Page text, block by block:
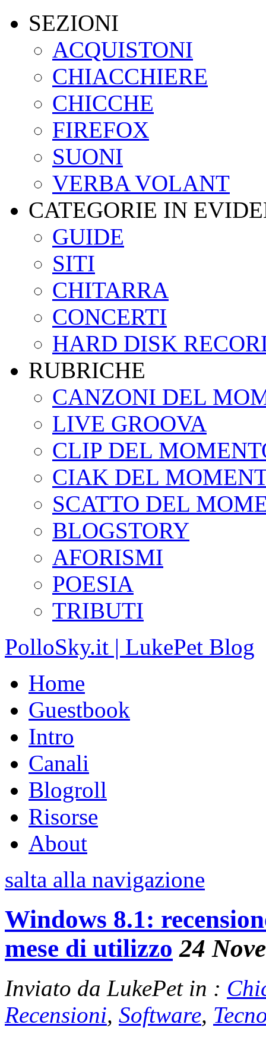
SEZIONI
ACQUISTONI
CHIACCHIERE
CHICCHE
FIREFOX
SUONI
VERBA VOLANT
CATEGORIE IN
GUIDE
SITI
CHITARRA
CONCERTI
HARD DISK
RUBRICHE
CANZONI DEL
LIVE GROOVA
CLIP DEL
CIAK DEL
SCATTO DEL
BLOGSTORY
AFORISMI
POESIA
TRIBUTI
PolloSky.it | LukePet Blog
Home
Guestbook
Intro
Canali
Blogroll
Risorse
About
salta alla navigazione
Windows 8.1:
mese di utilizzo 24
Inviato da LukePet in :
Recensioni, Software,